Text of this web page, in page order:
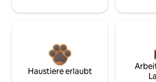
Haustiere erlaubt